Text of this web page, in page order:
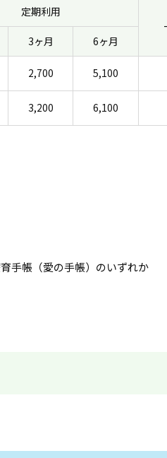
定期利用
3ヶ月 6ヶ月
2,700 5,100
3,200 6,100
手帳（愛の手帳）のいずれか